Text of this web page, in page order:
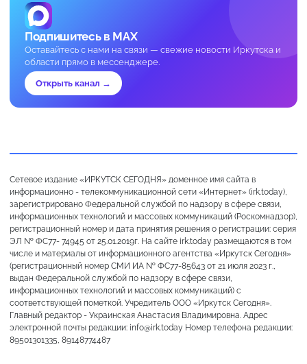
Подпишитесь в MAX
Оставайтесь с нами на связи — свежие новости Иркутска и
области прямо в мессенджере.
Открыть канал →
Сетевое издание «ИРКУТСК СЕГОДНЯ» доменное имя сайта в
информационно - телекоммуникационной сети «Интернет» (irk.today),
зарегистрировано Федеральной службой по надзору в сфере связи,
информационных технологий и массовых коммуникаций (Роскомнадзор),
регистрационный номер и дата принятия решения о регистрации: серия
ЭЛ № ФС77- 74945 от 25.01.2019г. На сайте irk.today размещаются в том
числе и материалы от информационного агентства «Иркутск Сегодня»
(регистрационный номер СМИ ИА № ФС77-85643 от 21 июля 2023 г.,
выдан Федеральной службой по надзору в сфере связи,
информационных технологий и массовых коммуникаций) с
соответствующей пометкой. Учредитель ООО «Иркутск Сегодня».
Главный редактор - Украинская Анастасия Владимировна. Адрес
электронной почты редакции: info@irk.today Номер телефона редакции:
89501301335, 89148774487